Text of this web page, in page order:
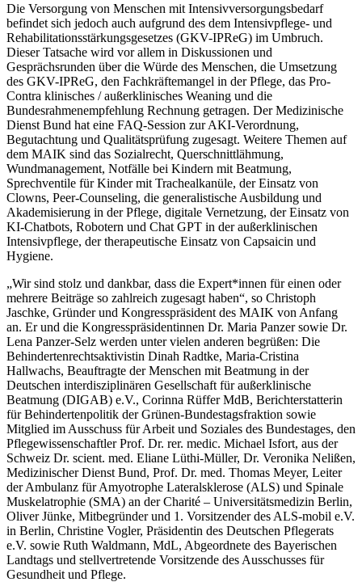
Die Versorgung von Menschen mit Intensivversorgungsbedarf
befindet sich jedoch auch aufgrund des dem Intensivpflege- und
Rehabilitationsstärkungsgesetzes (GKV-IPReG) im Umbruch.
Dieser Tatsache wird vor allem in Diskussionen und
Gesprächsrunden über die Würde des Menschen, die Umsetzung
des GKV-IPReG, den Fachkräftemangel in der Pflege, das Pro-
Contra klinisches / außerklinisches Weaning und die
Bundesrahmenempfehlung Rechnung getragen. Der Medizinische
Dienst Bund hat eine FAQ-Session zur AKI-Verordnung,
Begutachtung und Qualitätsprüfung zugesagt. Weitere Themen auf
dem MAIK sind das Sozialrecht, Querschnittlähmung,
Wundmanagement, Notfälle bei Kindern mit Beatmung,
Sprechventile für Kinder mit Trachealkanüle, der Einsatz von
Clowns, Peer-Counseling, die generalistische Ausbildung und
Akademisierung in der Pflege, digitale Vernetzung, der Einsatz von
KI-Chatbots, Robotern und Chat GPT in der außerklinischen
Intensivpflege, der therapeutische Einsatz von Capsaicin und
Hygiene.
„Wir sind stolz und dankbar, dass die Expert*innen für einen oder
mehrere Beiträge so zahlreich zugesagt haben“, so Christoph
Jaschke, Gründer und Kongresspräsident des MAIK von Anfang
an. Er und die Kongresspräsidentinnen Dr. Maria Panzer sowie Dr.
Lena Panzer-Selz werden unter vielen anderen begrüßen: Die
Behindertenrechtsaktivistin Dinah Radtke, Maria-Cristina
Hallwachs, Beauftragte der Menschen mit Beatmung in der
Deutschen interdisziplinären Gesellschaft für außerklinische
Beatmung (DIGAB) e.V., Corinna Rüffer MdB, Berichterstatterin
für Behindertenpolitik der Grünen-Bundestagsfraktion sowie
Mitglied im Ausschuss für Arbeit und Soziales des Bundestages, den
Pflegewissenschaftler Prof. Dr. rer. medic. Michael Isfort, aus der
Schweiz Dr. scient. med. Eliane Lüthi-Müller, Dr. Veronika Nelißen,
Medizinischer Dienst Bund, Prof. Dr. med. Thomas Meyer, Leiter
der Ambulanz für Amyotrophe Lateralsklerose (ALS) und Spinale
Muskelatrophie (SMA) an der Charité – Universitätsmedizin Berlin,
Oliver Jünke, Mitbegründer und 1. Vorsitzender des ALS-mobil e.V.
in Berlin, Christine Vogler, Präsidentin des Deutschen Pflegerats
e.V. sowie Ruth Waldmann, MdL, Abgeordnete des Bayerischen
Landtags und stellvertretende Vorsitzende des Ausschusses für
Gesundheit und Pflege.